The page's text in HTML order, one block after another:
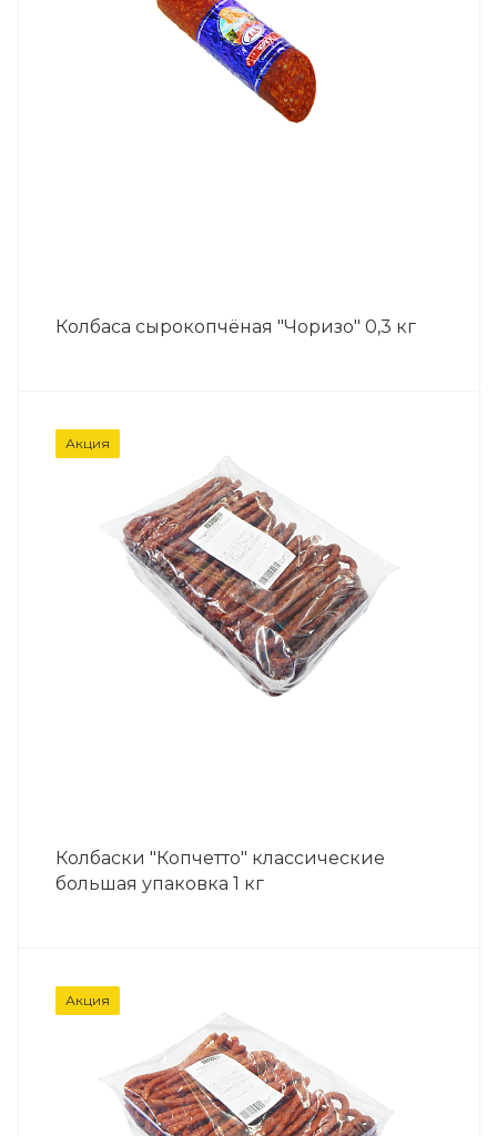
Колбаса сырокопчёная "Чоризо" 0,3 кг
Акция
Колбаски "Копчетто" классические
большая упаковка 1 кг
Акция